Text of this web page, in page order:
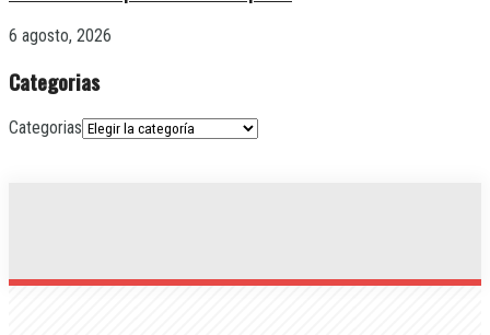
6 agosto, 2026
Categorias
Categorias